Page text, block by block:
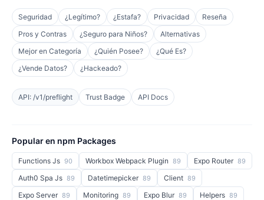
Seguridad ¿Legítimo? ¿Estafa? Privacidad
Reseña
Pros y Contras
¿Seguro para Niños?
Alternativas
Mejor en Categoría
¿Quién Posee?
¿Qué Es?
¿Vende Datos?
¿Hackeado?
API: /v1/preflight Trust Badge API Docs
Popular en npm Packages
Functions Js 90 Workbox Webpack Plugin 89 Expo Router 89
Auth0 Spa Js 89 Datetimepicker 89 Client 89
Expo Server 89 Monitoring 89 Expo Blur 89 Helpers 89